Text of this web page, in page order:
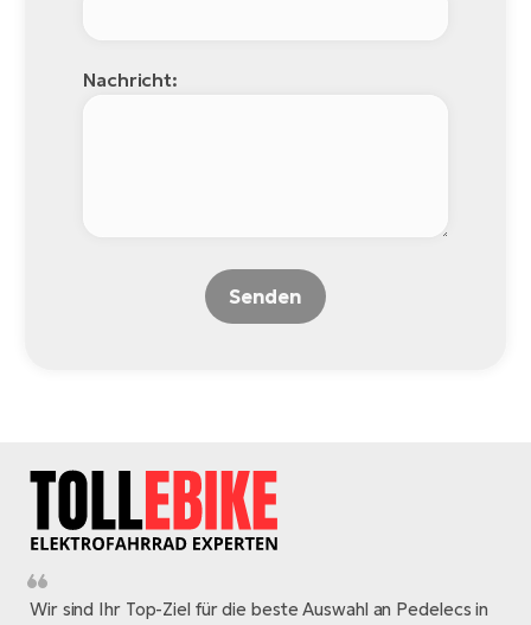
Nachricht:
Senden
Wir sind Ihr Top-Ziel für die beste Auswahl an Pedelecs in